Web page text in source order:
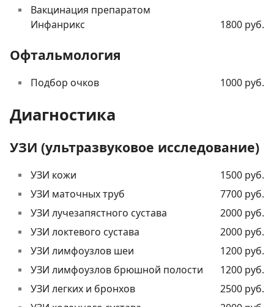
Вакцинация препаратом
Инфанрикс
1800 руб.
Офтальмология
Подбор очков 1000 руб.
Диагностика
УЗИ (ультразвуковое исследование)
УЗИ кожи
1500 руб.
УЗИ маточных труб
7700 руб.
УЗИ лучезапястного сустава
2000 руб.
УЗИ локтевого сустава
2000 руб.
УЗИ лимфоузлов шеи
1200 руб.
УЗИ лимфоузлов брюшной полости
1200 руб.
УЗИ легких и бронхов
2500 руб.